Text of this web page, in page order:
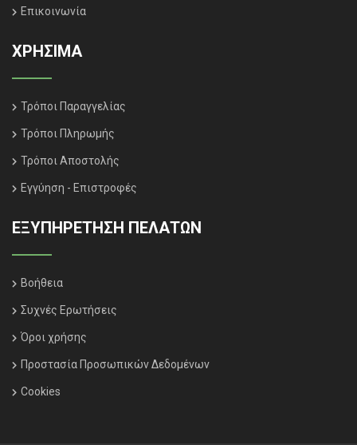
Επικοινωνία
ΧΡΗΣΙΜΑ
Τρόποι Παραγγελίας
Τρόποι Πληρωμής
Τρόποι Αποστολής
Εγγύηση - Επιστροφές
ΕΞΥΠΗΡΈΤΗΣΗ ΠΕΛΑΤΏΝ
Βοήθεια
Συχνές Ερωτήσεις
Όροι χρήσης
Προστασία Προσωπικών Δεδομένων
Cookies